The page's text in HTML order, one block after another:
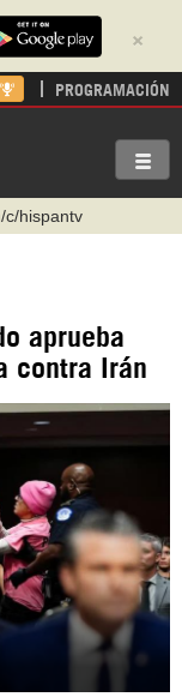
×
PROGRAMACIÓN
c/hispantv
Nexolatino.Canal
@nexo_latino
aprueba
contra Irán